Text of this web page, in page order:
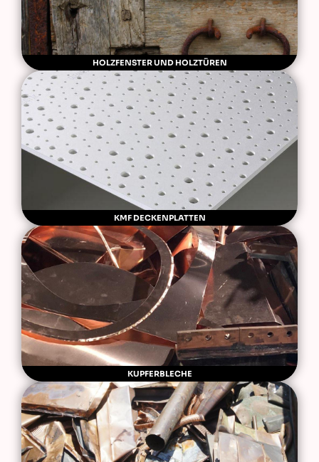
HOLZFENSTER UND HOLZTÜREN
KMF DECKENPLATTEN
KUPFERBLECHE